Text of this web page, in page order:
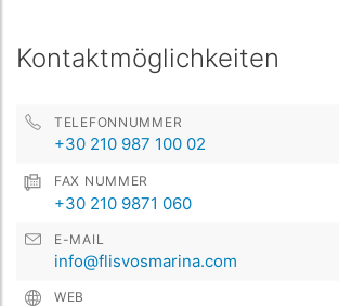
Kontaktmöglichkeiten
TELEFONNUMMER
+30 210 987 100 02
FAX NUMMER
+30 210 9871 060
E-MAIL
info@flisvosmarina.com
WEB